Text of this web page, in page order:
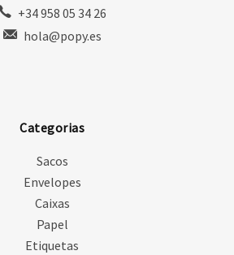
+34 958 05 34 26
hola@popy.es
Categorias
Sacos
Envelopes
Caixas
Papel
Etiquetas